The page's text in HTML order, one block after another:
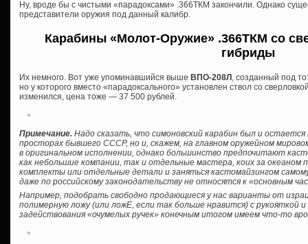
Ну, вроде бы с чистыми «парадоксами» .366ТКМ закончили. Однако
представители оружия под данный калибр.
Карабины «Молот-Оружие» .366ТКМ со
гибриды
Их немного. Вот уже упоминавшийся выше ВПО-208Л , созданный под
но у которого вместо «парадоксального» установлен ствол со
изменился, цена тоже — 37 500 рублей.
Примечание. Надо сказать, что симоновский карабин был и
просторах бывшего СССР, но и, скажем, на главном оружейном
в оригинальном исполнении, однако большинство предпочитают
как небольшие компании, так и отдельные мастера, коих за океаном
комплекты или отдельные детали и заняться кастомайзингом
даже по российскому законодательству не относятся к «основным
Например, подобрать свободно продающиеся у нас варианты от
полимерную ложу (или ложЕ, если так больше нравится) с рукояткой
задействования «очумелых ручек» конечным итогом имеем что-то